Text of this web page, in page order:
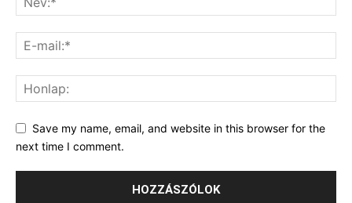
Save my name, email, and website in this browser for the
next time I comment.